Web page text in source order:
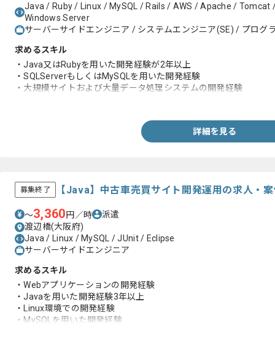
Java / Ruby / Linux / MySQL / Rails / AWS / Apache / Tomcat
Windows Server
サーバーサイドエンジニア / システムエンジニア(SE) / プログ
求めるスキル
・Java又はRubyを用いた開発経験が2年以上
・SQLServerもしくはMySQLを用いた開発経験
・大規模サイトおよび大量データ処理システムの開発経験
詳細を見る
募集終了 【Java】中古車売買サイト開発運用の求人・
〜3,360円／時
派遣
渡辺橋(大阪府)
Java / Linux / MySQL / JUnit / Eclipse
サーバーサイドエンジニア
求めるスキル
・Webアプリケーションの開発経験
・Javaを用いた開発経験3年以上
・Linux環境での開発経験
・MySQLを用いた開発経験